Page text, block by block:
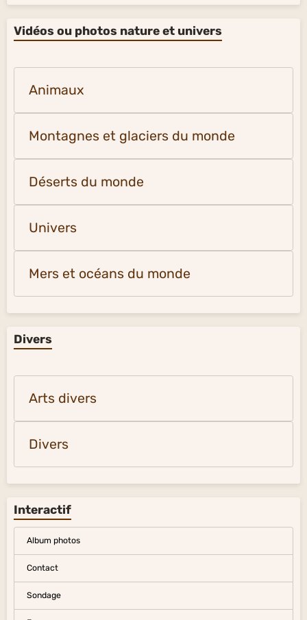
Vidéos ou photos nature et univers
Animaux
Montagnes et glaciers du monde
Déserts du monde
Univers
Mers et océans du monde
Divers
Arts divers
Divers
Interactif
Album photos
Contact
Sondage